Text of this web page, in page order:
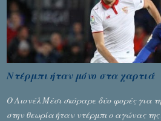
Ντέρμπι ήταν μόνο στα χαρτιά
Ο Λιονέλ Μέσι σκόραρε δύο φορές για
στην θεωρία ήταν ντέρμπι ο αγώνας